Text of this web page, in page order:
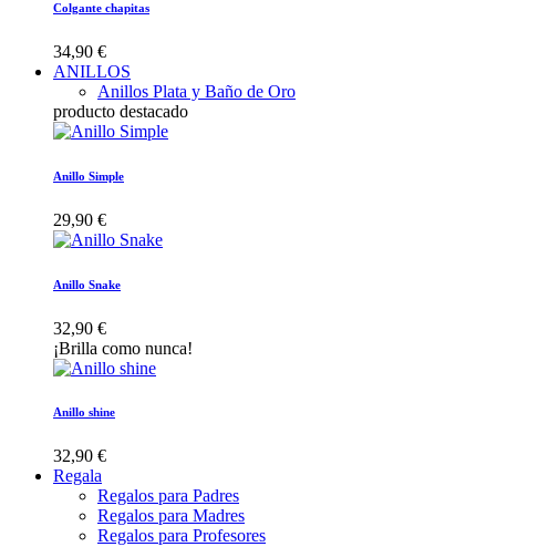
Colgante chapitas
34,90 €
ANILLOS
Anillos Plata y Baño de Oro
producto destacado
Anillo Simple
29,90 €
Anillo Snake
32,90 €
¡Brilla como nunca!
Anillo shine
32,90 €
Regala
Regalos para Padres
Regalos para Madres
Regalos para Profesores